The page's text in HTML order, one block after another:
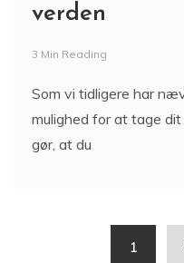
verden
3 Min Reading
Som vi tidligere har
mulighed for at tage
gør, at du
1